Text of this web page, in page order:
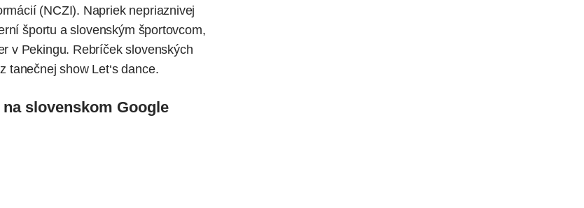
(NCZI). Napriek nepriaznivej
športu a slovenským športovcom,
v Pekingu. Rebríček slovenských
tanečnej show Let‘s dance.
slovenskom Google